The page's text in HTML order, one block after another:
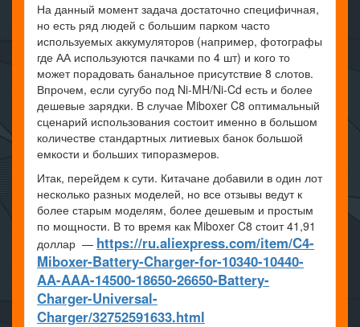
На данный момент задача достаточно специфичная,
но есть ряд людей с большим парком часто
используемых аккумуляторов (например, фотографы
где АА используются пачками по 4 шт) и кого то
может порадовать банальное присутствие 8 слотов.
Впрочем, если сугубо под Ni-MH/Ni-Cd есть и более
дешевые зарядки. В случае Miboxer C8 оптимальный
сценарий использования состоит именно в большом
количестве стандартных литиевых банок большой
емкости и больших типоразмеров.
Итак, перейдем к сути. Китачане добавили в один лот
несколько разных моделей, но все отзывы ведут к
более старым моделям, более дешевым и простым
по мощности. В то время как Miboxer C8 стоит 41,91
доллар — https://ru.aliexpress.com/item/C4-
Miboxer-Battery-Charger-for-10340-10440-
AA-AAA-14500-18650-26650-Battery-
Charger-Universal-
Charger/32752591633.html